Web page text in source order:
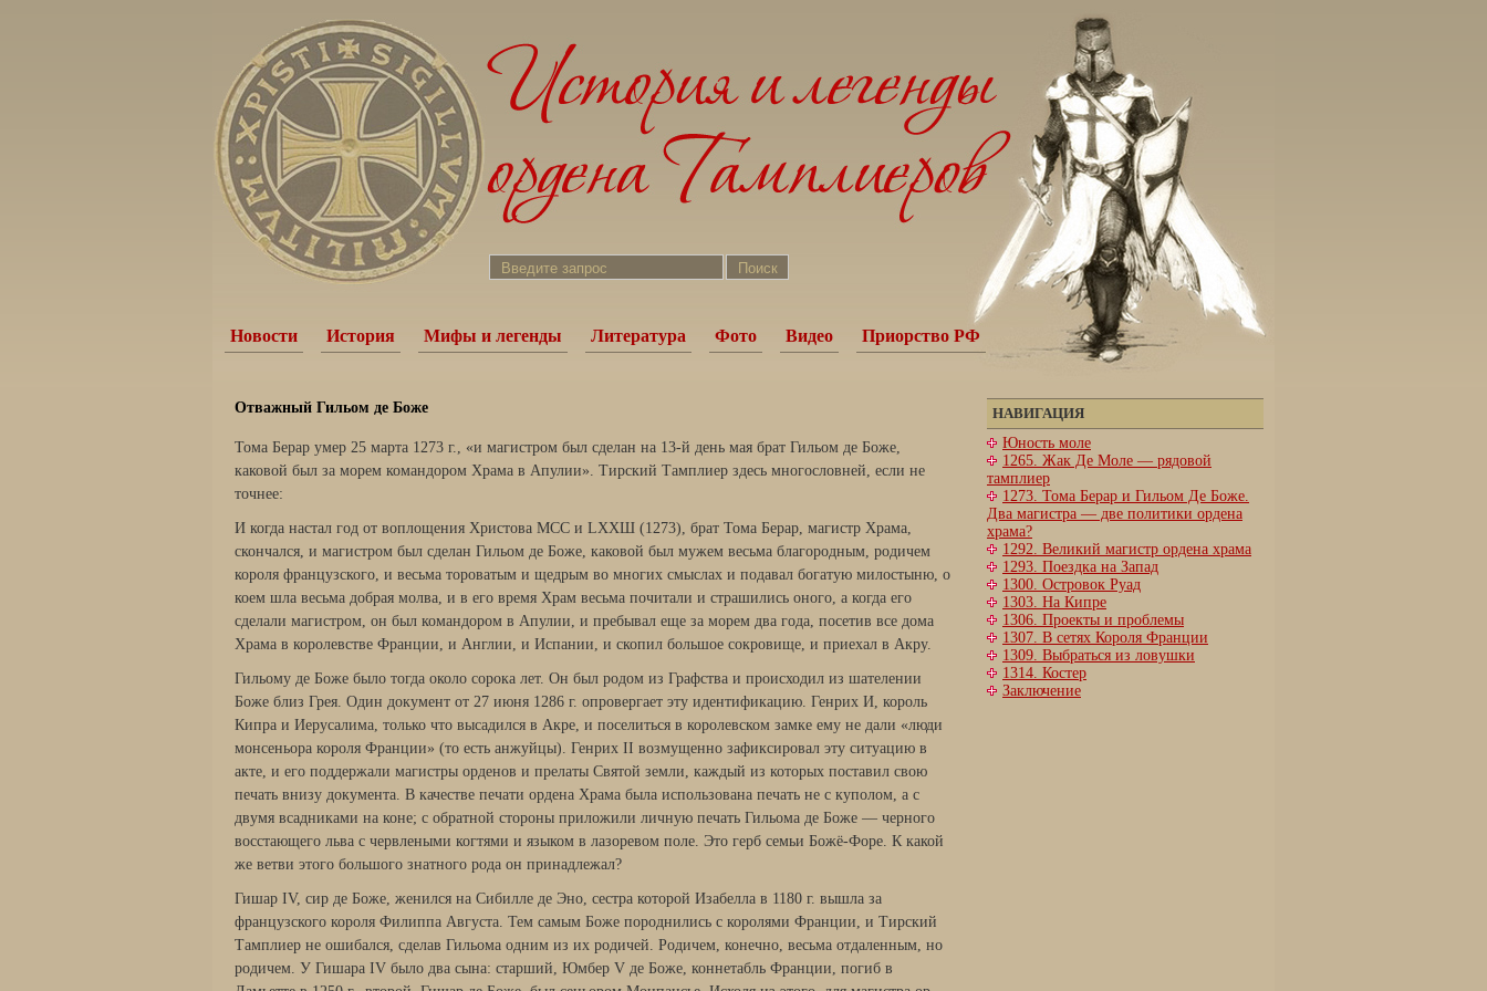
Новости История Мифы и легенды Литература Фото Видео Приорство РФ
Отважный Гильом де Боже
Тома Берар умер 25 марта 1273 г., «и магистром был сделан на 13-й день мая брат Гильом де Боже,
каковой был за морем командором Храма в Апулии». Тирский Тамплиер здесь многословней, если не
точнее:
И когда настал год от воплощения Христова МСС и LХХШ (1273), брат Тома Берар, магистр Хра­ма,
скончался, и магистром был сделан Гильом де Боже, каковой был мужем весьма благородным, ро­дичем
короля французского, и весьма тороватым и щедрым во многих смыслах и подавал богатую ми­лостыню, о
коем шла весьма добрая молва, и в его время Храм весьма почитали и страшились оного, а когда его
сделали магистром, он был командором в Апулии, и пребывал еще за морем два года, по­сетив все дома
Храма в королевстве Франции, и Англии, и Испании, и скопил большое сокровище, и приехал в Акру.
Гильому де Боже было тогда около сорока лет. Он был родом из Графства и происходил из шателении
Боже близ Грея. Один документ от 27 июня 1286 г. опровер­гает эту идентификацию. Генрих И, король
Кипра и Ие­русалима, только что высадился в Акре, и поселиться в королевском замке ему не дали «люди
монсеньора ко­роля Франции» (то есть анжуйцы). Генрих II возмущен­но зафиксировал эту ситуацию в
акте, и его поддержали магистры орденов и прелаты Святой земли, каждый из которых поставил свою
печать внизу документа. В ка­честве печати ордена Храма была использована печать не с куполом, а с
двумя всадниками на коне; с обрат­ной стороны приложили личную печать Гильома де Боже — черного
восстающего льва с червлеными когтя­ми и языком в лазоревом поле. Это герб семьи Божё-Форе. К какой
же ветви этого большого знатного рода он принадлежал?
Гишар IV, сир де Боже, женился на Сибилле де Эно, сестра которой Изабелла в 1180 г. вышла за
французского короля Филиппа Августа. Тем самым Боже породнились с королями Франции, и Тирский
Тамплиер не ошибался, сделав Гильома одним из их родичей. Родичем, конечно, весьма отдаленным, но
родичем. У Гишара IV было два сына: старший, Юмбер V де Боже, коннетабль Франции, погиб в
НАВИГАЦИЯ
Юность моле
1265. Жак Де Моле — рядовой
тамплиер
1273. Тома Берар и Гильом Де Боже.
Два магистра — две политики ордена
храма?
1292. Великий магистр ордена храма
1293. Поездка на Запад
1300. Островок Руад
1303. На Кипре
1306. Проекты и проблемы
1307. В сетях Короля Франции
1309. Выбраться из ловушки
1314. Костер
Заключение